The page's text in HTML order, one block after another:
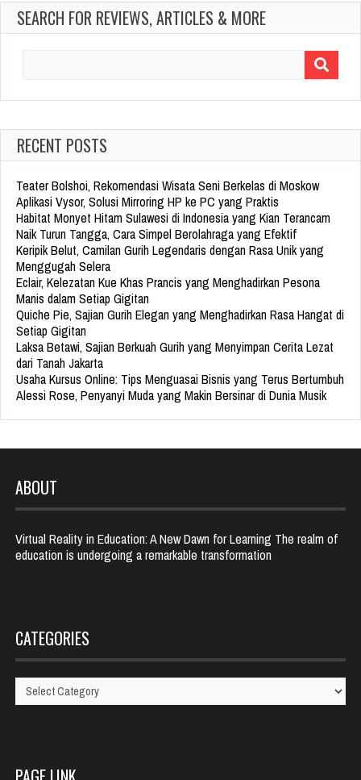
SEARCH FOR REVIEWS, ARTICLES & MORE
RECENT POSTS
Teater Bolshoi, Rekomendasi Wisata Seni Berkelas di Moskow
Aplikasi Vysor, Solusi Mirroring HP ke PC yang Praktis
Habitat Monyet Hitam Sulawesi di Indonesia yang Kian Terancam
Naik Turun Tangga, Cara Simpel Berolahraga yang Efektif
Keripik Belut, Camilan Gurih Legendaris dengan Rasa Unik yang
Menggugah Selera
Eclair, Kelezatan Kue Khas Prancis yang Menghadirkan Pesona
Manis dalam Setiap Gigitan
Quiche Pie, Sajian Gurih Elegan yang Menghadirkan Rasa Hangat di
Setiap Gigitan
Laksa Betawi, Sajian Berkuah Gurih yang Menyimpan Cerita Lezat
dari Tanah Jakarta
Usaha Kursus Online: Tips Menguasai Bisnis yang Terus Bertumbuh
Alessi Rose, Penyanyi Muda yang Makin Bersinar di Dunia Musik
ABOUT
Virtual Reality in Education: A New Dawn for Learning The realm of
education is undergoing a remarkable transformation
CATEGORIES
Categories